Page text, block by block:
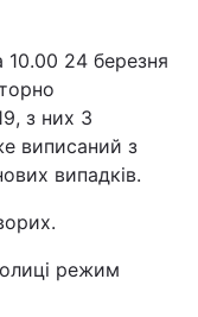
24 березня
з них 3
виписаний з
випадків.
режим